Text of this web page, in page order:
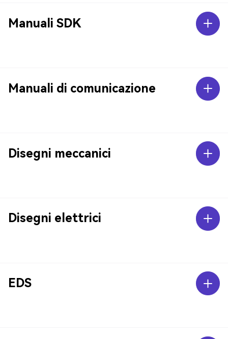
Manuali SDK
Manuali di comunicazione
Disegni meccanici
Disegni elettrici
EDS